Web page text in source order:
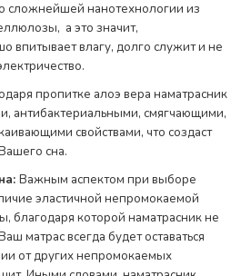
сложнейшей нанотехнологии из
а это значит,
впитывает влагу, долго служит и не
пропитке алоэ вера наматрасник
антибактериальными, смягчающими,
свойствами, что создаст
сна.
Важным аспектом при выборе
эластичной непромокаемой
благодаря которой наматрасник не
матрас всегда будет оставаться
от других непромокаемых